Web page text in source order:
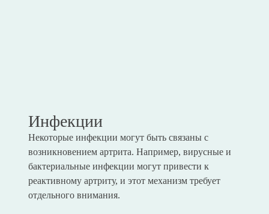
Инфекции
Некоторые инфекции могут быть связаны с
возникновением артрита. Например, вирусные и
бактериальные инфекции могут привести к
реактивному артриту, и этот механизм требует
отдельного внимания.